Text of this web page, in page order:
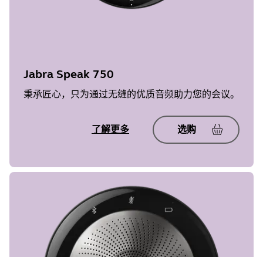
Jabra Speak 750
秉承匠心，只为通过无缝的优质音频助力您的会议。
了解更多 选购